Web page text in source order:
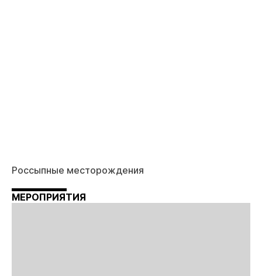
Россыпные месторождения
МЕРОПРИЯТИЯ